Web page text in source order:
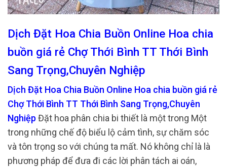
Dịch Đặt Hoa Chia Buồn Online Hoa chia
buồn giá rẻ Chợ Thới Bình TT Thới Bình
Sang Trọng,Chuyên Nghiệp
Dịch Đặt Hoa Chia Buồn Online Hoa chia buồn giá rẻ
Chợ Thới Bình TT Thới Bình Sang Trọng,Chuyên
Nghiệp Đặt hoa phân chia bi thiết là một trong Một
trong những chế độ biểu lộ cảm tình, sự chăm sóc
và tôn trọng so với chúng ta mất. Nó không chỉ là là
phương pháp để đưa đi các lời phân tách ai oán,